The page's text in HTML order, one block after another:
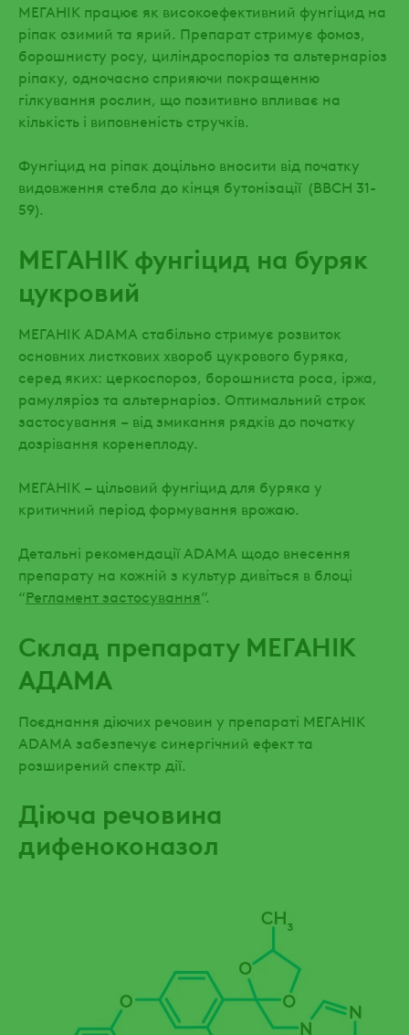
МЕГАНІК працює як високоефективний фунгіцид на
ріпак озимий та ярий. Препарат стримує фомоз,
борошнисту росу, циліндроспоріоз та альтернаріоз
ріпаку, одночасно сприяючи покращенню
гілкування рослин, що позитивно впливає на
кількість і виповненість стручків.
Фунгіцид на ріпак доцільно вносити від початку
видовження стебла до кінця бутонізації (ВВСН 31-
59).
МЕГАНІК фунгіцид на буряк
цукровий
МЕГАНІК ADAMA стабільно стримує розвиток
основних листкових хвороб цукрового буряка,
серед яких: церкоспороз, борошниста роса, іржа,
рамуляріоз та альтернаріоз. Оптимальний строк
застосування – від змикання рядків до початку
дозрівання коренеплоду.
МЕГАНІК – цільовий фунгіцид для буряка у
критичний період формування врожаю.
Детальні рекомендації ADAMA щодо внесення
препарату на кожній з культур дивіться в блоці
“Регламент застосування”.
Склад препарату МЕГАНІК
АДАМА
Поєднання діючих речовин у препараті МЕГАНІК
ADAMA забезпечує синергічний ефект та
розширений спектр дії.
Діюча речовина
дифеноконазол